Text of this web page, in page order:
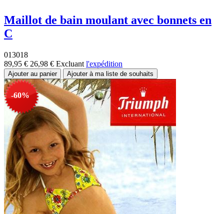
Maillot de bain moulant avec bonnets en
C
013018
89,95 € 26,98 € Excluant l'expédition
-60%